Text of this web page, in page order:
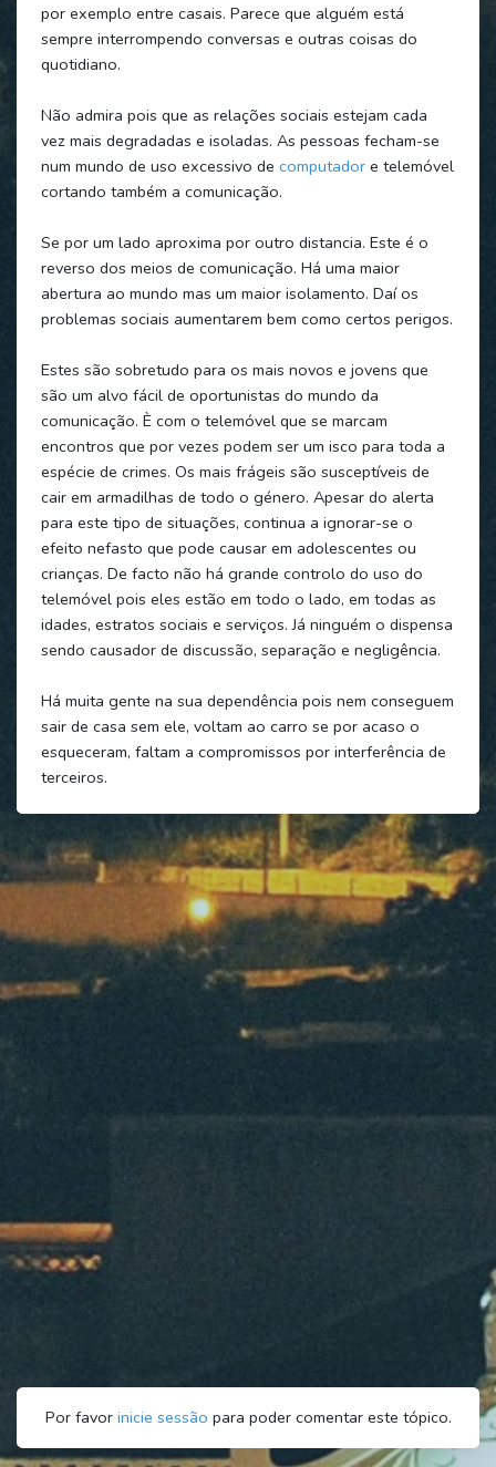
por exemplo entre casais. Parece que alguém está
sempre interrompendo conversas e outras coisas do
quotidiano.
Não admira pois que as relações sociais estejam cada
vez mais degradadas e isoladas. As pessoas fecham-se
num mundo de uso excessivo de computadore telemóvel
cortando também a comunicação.
Se por um lado aproxima por outro distancia. Este é o
reverso dos meios de comunicação. Há uma maior
abertura ao mundo mas um maior isolamento. Daí os
problemas sociais aumentarem bem como certos perigos.
Estes são sobretudo para os mais novos e jovens que
são um alvo fácil de oportunistas do mundo da
comunicação. È com o telemóvel que se marcam
encontros que por vezes podem ser um isco para toda a
espécie de crimes. Os mais frágeis são susceptíveis de
cair em armadilhas de todo o género. Apesar do alerta
para este tipo de situações, continua a ignorar-se o
efeito nefasto que pode causar em adolescentes ou
crianças. De facto não há grande controlo do uso do
telemóvel pois eles estão em todo o lado, em todas as
idades, estratos sociais e serviços. Já ninguém o dispensa
sendo causador de discussão, separação e negligência.
Há muita gente na sua dependência pois nem conseguem
sair de casa sem ele, voltam ao carro se por acaso o
esqueceram, faltam a compromissos por interferência de
terceiros.
Por favor inicie sessão para poder comentar este tópico.